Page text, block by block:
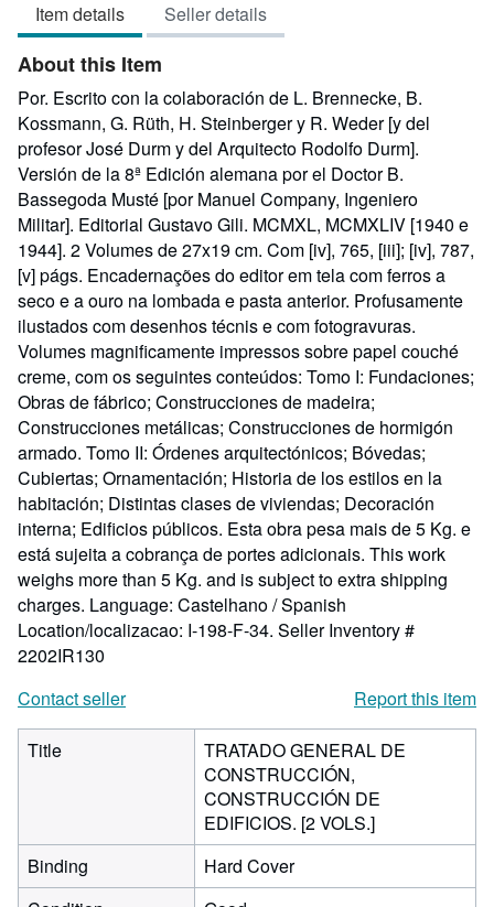
of
5
stars
Item details Seller details
About this Item
Por. Escrito con la colaboración de L. Brennecke, B.
Kossmann, G. Rüth, H. Steinberger y R. Weder [y del
profesor José Durm y del Arquitecto Rodolfo Durm].
Versión de la 8ª Edición alemana por el Doctor B.
Bassegoda Musté [por Manuel Company, Ingeniero
Militar]. Editorial Gustavo Gili. MCMXL, MCMXLIV [1940 e
1944]. 2 Volumes de 27x19 cm. Com [iv], 765, [iii]; [iv], 787,
[v] págs. Encadernações do editor em tela com ferros a
seco e a ouro na lombada e pasta anterior. Profusamente
ilustados com desenhos técnis e com fotogravuras.
Volumes magnificamente impressos sobre papel couché
creme, com os seguintes conteúdos: Tomo I: Fundaciones;
Obras de fábrico; Construcciones de madeira;
Construcciones metálicas; Construcciones de hormigón
armado. Tomo II: Órdenes arquitectónicos; Bóvedas;
Cubiertas; Ornamentación; Historia de los estilos en la
habitación; Distintas clases de viviendas; Decoración
interna; Edificios públicos. Esta obra pesa mais de 5 Kg. e
está sujeita a cobrança de portes adicionais. This work
weighs more than 5 Kg. and is subject to extra shipping
charges. Language: Castelhano / Spanish
Location/localizacao: I-198-F-34. Seller Inventory #
2202IR130
Contact seller
Report this item
Title
TRATADO GENERAL DE
CONSTRUCCIÓN,
CONSTRUCCIÓN DE
EDIFICIOS. [2 VOLS.]
Binding
Hard Cover